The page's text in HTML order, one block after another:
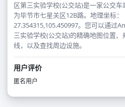
区第三实验学校(公交站)是一家公交车
为毕节市七星关区12B路。地理坐标：
27.354315,105.450997。您可以通过
三实验学校(公交站)的精确地图位置、
线，以及查找周边设施。
用户评价
匿名用户